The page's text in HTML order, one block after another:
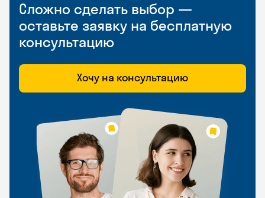
Сложно сделать выбор —
оставьте заявку на бесплатную
консультацию
Хочу на консультацию